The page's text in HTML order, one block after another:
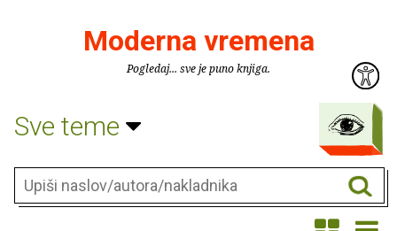
Moderna vremena
Pogledaj... sve je puno knjiga.
Sve teme